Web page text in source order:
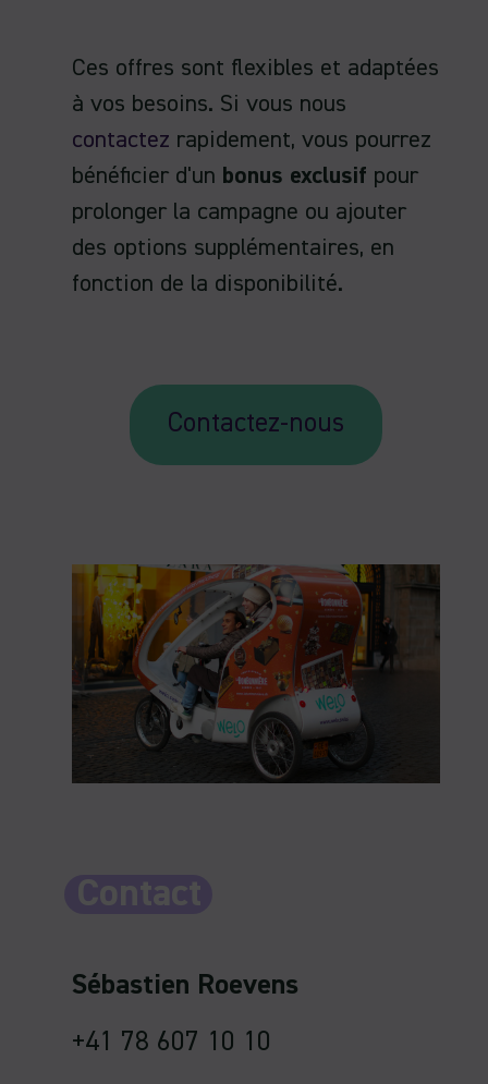
Ces offres sont flexibles et adaptées
à vos besoins. Si vous nous
contactez rapidement, vous pourrez
bénéficier d'un bonus exclusif pour
prolonger la campagne ou ajouter
des options supplémentaires, en
fonction de la disponibilité.
Contactez-nous
Contact
Sébastien Roevens
+41 78 607 10 10